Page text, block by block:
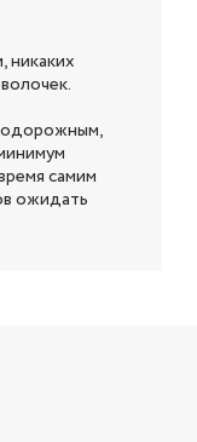
никаких
самим
ожидать